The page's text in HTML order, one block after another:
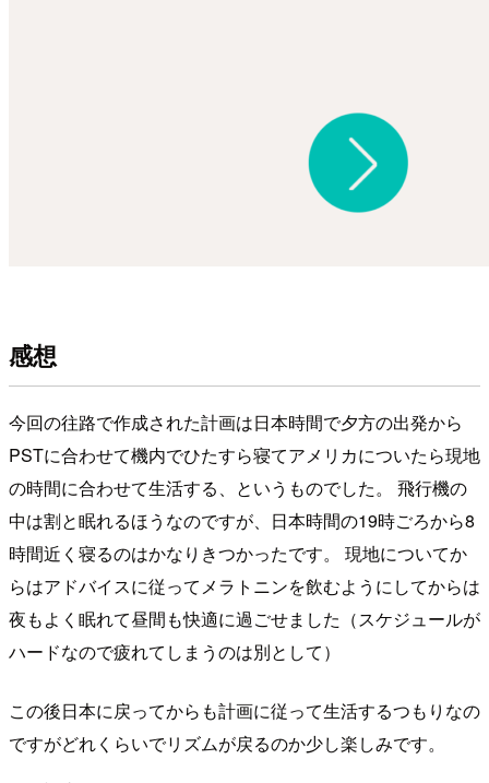
感想
今回の往路で作成された計画は日本時間で夕方の出発から
PSTに合わせて機内でひたすら寝てアメリカについたら現地
の時間に合わせて生活する、というものでした。 飛行機の
中は割と眠れるほうなのですが、日本時間の19時ごろから8
時間近く寝るのはかなりきつかったです。 現地についてか
らはアドバイスに従ってメラトニンを飲むようにしてからは
夜もよく眠れて昼間も快適に過ごせました（スケジュールが
ハードなので疲れてしまうのは別として）
この後日本に戻ってからも計画に従って生活するつもりなの
ですがどれくらいでリズムが戻るのか少し楽しみです。